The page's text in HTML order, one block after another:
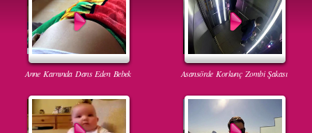
Anne Karnında Dans Eden Bebek Asansörde Korkunç Zombi Şakası